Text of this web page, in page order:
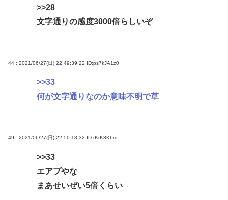
>>28
文字通りの感度3000倍らしいぞ
44 : 2021/06/27(日) 22:49:39.22 ID:ps7kJA1z0
>>33
何が文字通りなのか意味不明で草
49 : 2021/06/27(日) 22:50:13.32 ID:rKrK3K6rd
>>33
エアプやな
まあせいぜい5倍くらい